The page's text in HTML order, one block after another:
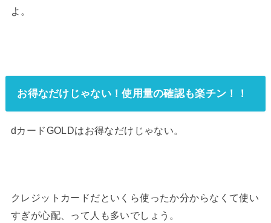
よ。
お得なだけじゃない！使用量の確認も楽チン！！
dカードGOLDはお得なだけじゃない。
クレジットカードだといくら使ったか分からなくて使い
すぎが心配、って人も多いでしょう。